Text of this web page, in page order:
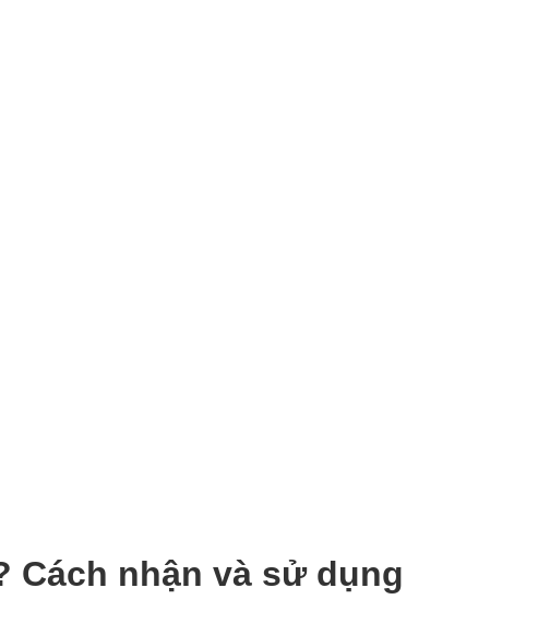
Cách nhận và sử dụng